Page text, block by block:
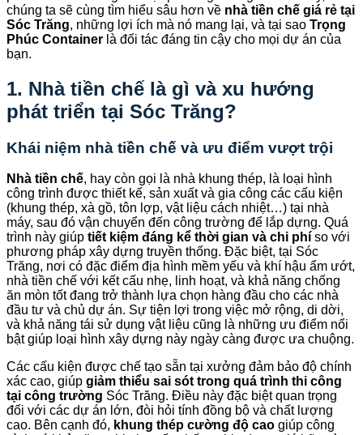
chúng ta sẽ cùng tìm hiểu sâu hơn về nhà tiền chế giá rẻ tại
Sóc Trăng, những lợi ích mà nó mang lại, và tại sao Trọng
Phúc Container là đối tác đáng tin cậy cho mọi dự án của
bạn.
1. Nhà tiền chế là gì và xu hướng
phát triển tại Sóc Trăng?
Khái niệm nhà tiền chế và ưu điểm vượt trội
Nhà tiền chế, hay còn gọi là nhà khung thép, là loại hình
công trình được thiết kế, sản xuất và gia công các cấu kiện
(khung thép, xà gồ, tôn lợp, vật liệu cách nhiệt…) tại nhà
máy, sau đó vận chuyển đến công trường để lắp dựng. Quá
trình này giúp tiết kiệm đáng kể thời gian và chi phí so với
phương pháp xây dựng truyền thống. Đặc biệt, tại Sóc
Trăng, nơi có đặc điểm địa hình mềm yếu và khí hậu ẩm ướt,
nhà tiền chế với kết cấu nhẹ, linh hoạt, và khả năng chống
ăn mòn tốt đang trở thành lựa chọn hàng đầu cho các nhà
đầu tư và chủ dự án. Sự tiện lợi trong việc mở rộng, di dời,
và khả năng tái sử dụng vật liệu cũng là những ưu điểm nổi
bật giúp loại hình xây dựng này ngày càng được ưa chuộng.
Các cấu kiện được chế tạo sẵn tại xưởng đảm bảo độ chính
xác cao, giúp giảm thiểu sai sót trong quá trình thi công
tại công trường Sóc Trăng. Điều này đặc biệt quan trọng
đối với các dự án lớn, đòi hỏi tính đồng bộ và chất lượng
cao. Bên cạnh đó, khung thép cường độ cao giúp công